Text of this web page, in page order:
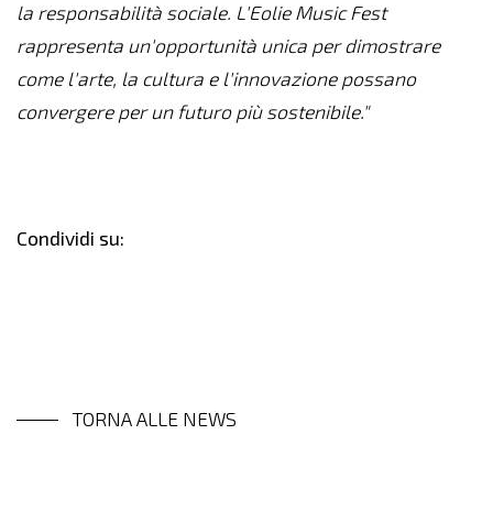
la responsabilità sociale. L'Eolie Music Fest
rappresenta un'opportunità unica per dimostrare
come l'arte, la cultura e l'innovazione possano
convergere per un futuro più sostenibile."
Condividi su:
TORNA ALLE NEWS